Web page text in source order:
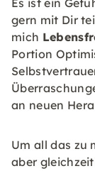
Es ist ein
gern mit Dir
mich
Portion
an neuen
Um all das zu
aber